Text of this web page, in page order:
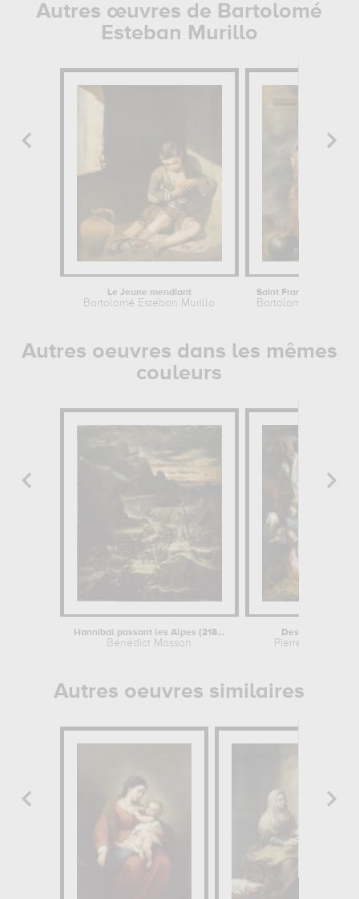
Autres œuvres de Bartolomé
Esteban Murillo
Le Jeune mendiant
Bartolomé Esteban Murillo Bartolomé Esteban
Autres oeuvres dans les mêmes
couleurs
Hannibal passant les Alpes (218 avant...
Bénédict Masson
Descente de
Pierre Paul
Autres oeuvres similaires